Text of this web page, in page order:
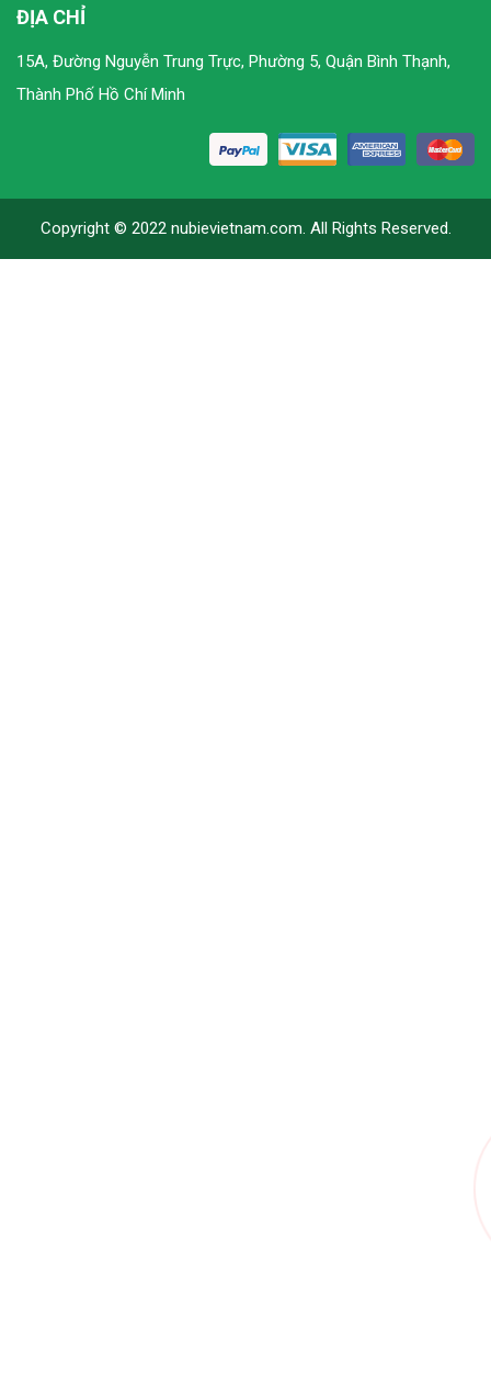
ĐỊA CHỈ
15A, Đường Nguyễn Trung Trực, Phường 5, Quận Bình Thạnh,
Thành Phố Hồ Chí Minh
Copyright © 2022 nubievietnam.com. All Rights Reserved.